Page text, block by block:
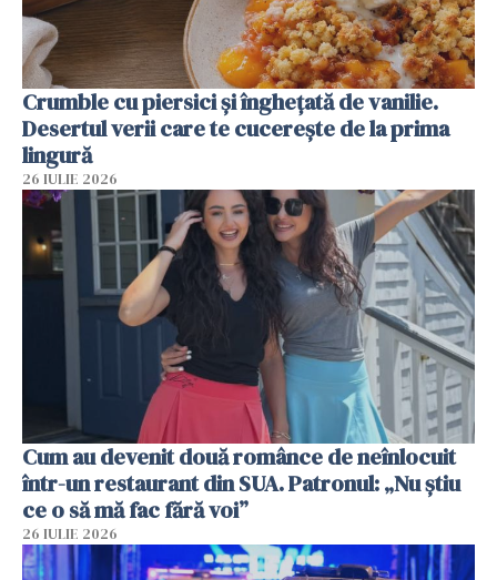
Crumble cu piersici și înghețată de vanilie.
Desertul verii care te cucerește de la prima
lingură
26 IULIE 2026
Cum au devenit două românce de neînlocuit
într-un restaurant din SUA. Patronul: „Nu știu
ce o să mă fac fără voi”
26 IULIE 2026